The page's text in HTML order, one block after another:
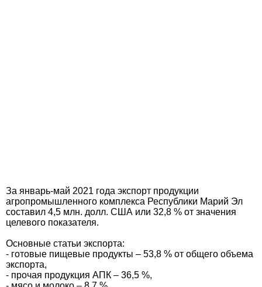
За январь-май 2021 года экспорт продукции
агропромышленного комплекса Республики Марий Эл
составил 4,5 млн. долл. США или 32,8 % от значения
целевого показателя.
Основные статьи экспорта:
- готовые пищевые продукты – 53,8 % от общего объема
экспорта,
- прочая продукция АПК – 36,5 %,